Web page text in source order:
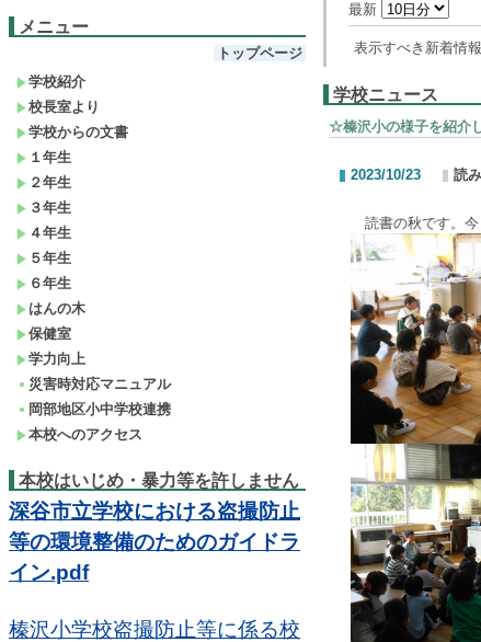
メニュー
トップページ
学校紹介
校長室より
学校からの文書
１年生
２年生
３年生
４年生
５年生
６年生
はんの木
保健室
学力向上
災害時対応マニュアル
岡部地区小中学校連携
本校へのアクセス
本校はいじめ・暴力等を許しません
深谷市立学校における盗撮防止
等の環境整備のためのガイドラ
イン.pdf
榛沢小学校盗撮防止等に係る校
最新
表示すべき新着情
学校ニュース
☆榛沢小の様子を紹介
2023/10/23 読
読書の秋です。今